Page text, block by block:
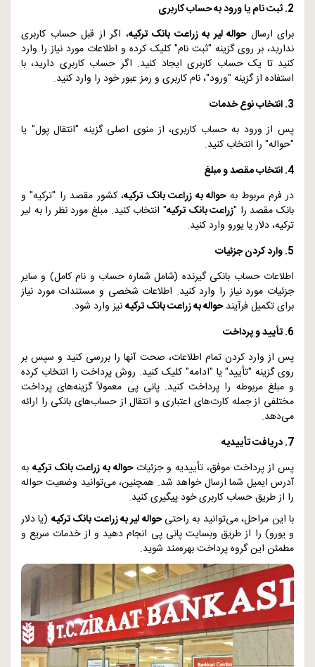
2. ثبت نام یا ورود به حساب کاربری
برای ارسالحواله لیر به زراعت بانک ترکیه، اگر از قبل حساب کاربری
ندارید، بر روی گزینه "ثبت نام" کلیک کرده و اطلاعات مورد نیاز را وارد
کنید تا یک حساب کاربری ایجاد کنید. اگر حساب کاربری دارید، با
استفاده از گزینه "ورود"، نام کاربری و رمز عبور خود را وارد کنید.
3. انتخاب نوع خدمات
پس از ورود به حساب کاربری، از منوی اصلی گزینه "انتقال پول" یا
"حواله" را انتخاب کنید.
4. انتخاب مقصد و مبلغ
در فرم مربوط بهحواله به زراعت بانک ترکیه، کشور مقصد را "ترکیه" و
بانک مقصد را "زراعت بانک ترکیه" انتخاب کنید. مبلغ مورد نظر را به لیر
ترکیه، دلار یا یورو وارد کنید.
5. وارد کردن جزئیات
اطلاعات حساب بانکی گیرنده (شامل شماره حساب و نام کامل) و سایر
جزئیات مورد نیاز را وارد کنید. اطلاعات شخصی و مستندات مورد نیاز
برای تکمیل فرآیندحواله به زراعت بانک ترکیهنیز وارد شود.
6. تأیید و پرداخت
پس از وارد کردن تمام اطلاعات، صحت آنها را بررسی کنید و سپس بر
روی گزینه "تأیید" یا "ادامه" کلیک کنید. روش پرداخت را انتخاب کرده
و مبلغ مربوطه را پرداخت کنید. پانی پی معمولاً گزینه‌های پرداخت
مختلفی از جمله کارت‌های اعتباری و انتقال از حساب‌های بانکی را ارائه
می‌دهد.
7. دریافت تأییدیه
پس از پرداخت موفق، تأییدیه و جزئیاتحواله به زراعت بانک ترکیه به
آدرس ایمیل شما ارسال خواهد شد. همچنین، می‌توانید وضعیت حواله
را از طریق حساب کاربری خود پیگیری کنید.
با این مراحل، می‌توانید به راحتیحواله لیر به زراعت بانک ترکیه (یا دلار
و یورو) را از طریق وبسایت پانی پی انجام دهید و از خدمات سریع و
مطمئن این گروه پرداخت بهره‌مند شوید.